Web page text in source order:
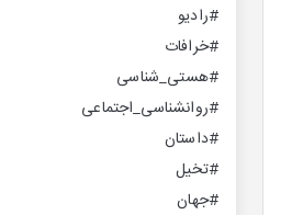
#رادیو
#خرافات
#هستی_شناسی
#روانشناسی_اجتماعی
#داستان
#تخیل
#جهان